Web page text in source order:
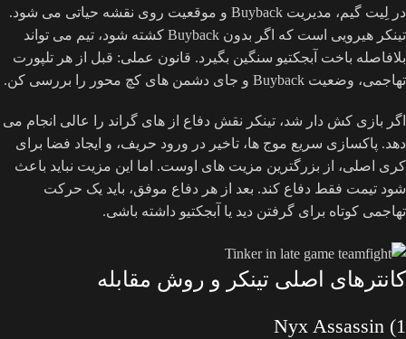
در لِیت گیم، مدیریت Buyback و موقعیت روی نقشه حیاتی می شود.
تینکر هیرویی است که اگر بدون Buyback کشته شود، تیم می تواند
بلافاصله باخت آبجکتیو سنگین بگیرد. قانون عملی: قبل از هر تلپورت
تهاجمی، وضعیت Buyback و جای دشمن های کچ محور را بررسی کن.
اگر بازی کش دار شد، تینکر نقش دفاع از های گراند را عالی انجام می
دهد. پاکسازی سریع موج ها، تاخیر در ورود حریف، و ایجاد فضا برای
کری اصلی، از بزرگترین مزیت های اوست. اما این مزیت نباید باعث
شود تیمت فقط دفاع کند. بعد از هر دفاع موفق، باید یک حرکت
تهاجمی کوتاه برای گرفتن دید یا آبجکتیو داشته باشی.
کانترهای اصلی تینکر و روش مقابله
1) Nyx Assassin